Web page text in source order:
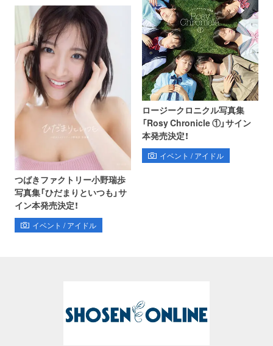
つばきファクトリー小野瑞歩
写真集「ひだまりといつも」サ
イン本発売決定！
イベント / アイドル
ロージークロニクル写真集
「Rosy Chronicle ①」サイン
本発売決定！
イベント / アイドル